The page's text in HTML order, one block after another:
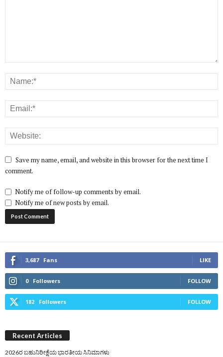
Save my name, email, and website in this browser for the next time I
comment.
Notify me of follow-up comments by email.
Notify me of new posts by email.
3,687 Fans LIKE
0 Followers FOLLOW
182 Followers FOLLOW
Recent Articles
2026ರ ಬಹುನಿರೀಕ್ಷೆಯ ಭಾರತೀಯ ಸಿನಿಮಾಗಳು